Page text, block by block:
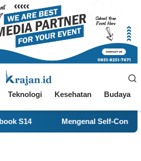
Teknologi Kesehatan Budaya
Mengenal Self-Concept, Kunci